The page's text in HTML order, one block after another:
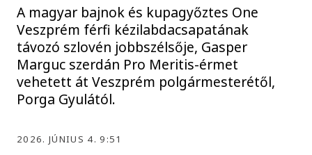
A magyar bajnok és kupagyőztes One
Veszprém férfi kézilabdacsapatának
távozó szlovén jobbszélsője, Gasper
Marguc szerdán Pro Meritis-érmet
vehetett át Veszprém polgármesterétől,
Porga Gyulától.
2026. JÚNIUS 4. 9:51